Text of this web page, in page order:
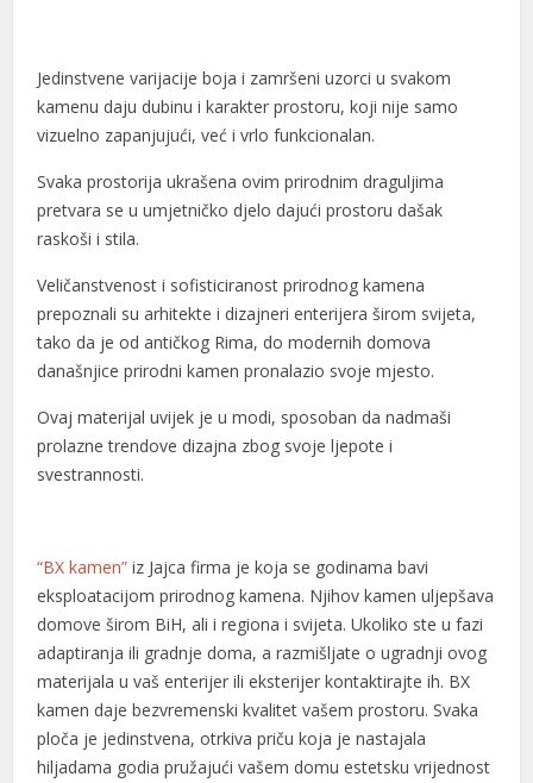
Jedinstvene varijacije boja i zamršeni uzorci u svakom
kamenu daju dubinu i karakter prostoru, koji nije samo
vizuelno zapanjujući, već i vrlo funkcionalan.
Svaka prostorija ukrašena ovim prirodnim draguljima
pretvara se u umjetničko djelo dajući prostoru dašak
raskoši i stila.
Veličanstvenost i sofisticiranost prirodnog kamena
prepoznali su arhitekte i dizajneri enterijera širom svijeta,
tako da je od antičkog Rima, do modernih domova
današnjice prirodni kamen pronalazio svoje mjesto.
Ovaj materijal uvijek je u modi, sposoban da nadmaši
prolazne trendove dizajna zbog svoje ljepote i
svestrannosti.
“BX kamen” iz Jajca firma je koja se godinama bavi
eksploatacijom prirodnog kamena. Njihov kamen uljepšava
domove širom BiH, ali i regiona i svijeta. Ukoliko ste u fazi
adaptiranja ili gradnje doma, a razmišljate o ugradnji ovog
materijala u vaš enterijer ili eksterijer kontaktirajte ih. BX
kamen daje bezvremenski kvalitet vašem prostoru. Svaka
ploča je jedinstvena, otrkiva priču koja je nastajala
hiljadama godia pružajući vašem domu estetsku vrijednost